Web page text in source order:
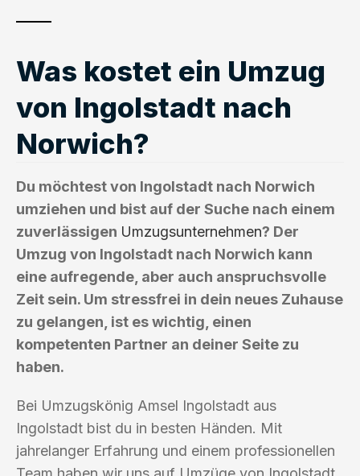
Was kostet ein Umzug
von Ingolstadt nach
Norwich?
Du möchtest von Ingolstadt nach Norwich
umziehen und bist auf der Suche nach einem
zuverlässigen Umzugsunternehmen? Der
Umzug von Ingolstadt nach Norwich kann
eine aufregende, aber auch anspruchsvolle
Zeit sein. Um stressfrei in dein neues Zuhause
zu gelangen, ist es wichtig, einen
kompetenten Partner an deiner Seite zu
haben.
Bei Umzugskönig Amsel Ingolstadt aus
Ingolstadt bist du in besten Händen. Mit
jahrelanger Erfahrung und einem professionellen